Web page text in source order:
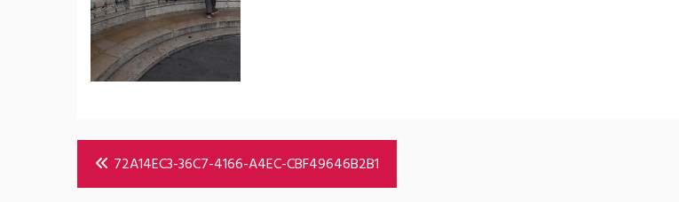
Bericht
navigatie
72A14EC3-36C7-4166-A4EC-CBF49646B2B1